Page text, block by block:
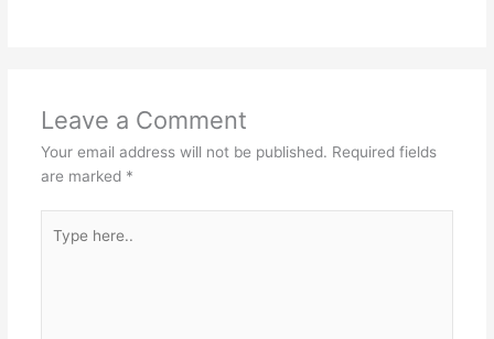
Leave a Comment
Your email address will not be published. Required fields
are marked *
here..